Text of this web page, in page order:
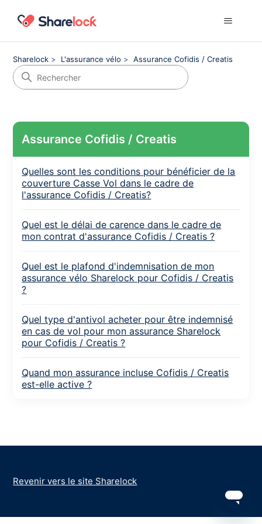
Sharelock L'assurance vélo Assurance Cofidis / Creatis
Assurance Cofidis / Creatis
Quelles sont les conditions pour bénéficier de la
couverture Casse Vol dans le cadre de
l'assurance Cofidis / Creatis?
Quel est le délai de carence dans le cadre de
mon contrat d'assurance Cofidis / Creatis ?
Quel est le plafond d'indemnisation de mon
assurance vélo Sharelock pour Cofidis / Creatis
?
Quel type d'antivol acheter pour être indemnisé
en cas de vol pour mon assurance Sharelock
pour Cofidis / Creatis ?
Quand mon assurance incluse Cofidis / Creatis
est-elle active ?
Revenir vers le site Sharelock